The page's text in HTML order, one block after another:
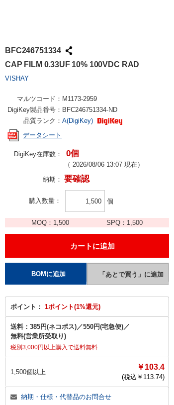
BFC246751334
CAP FILM 0.33UF 10% 100VDC RAD
VISHAY
マルツコード： M1173-2959
DigiKey製品番号： BFC246751334-ND
品質ランク： A(DigiKey)
データシート
DigiKey在庫数： 0個
（ 2026/08/06 13:07 現在）
納期： 要確認
購入数量 個
MOQ： 1,500 SPQ： 1,500
ポイント： 1ポイント(1%還元)
送料： 385円(ネコポス)／550円(宅急便)／
無料(営業所受取り)
税別3,000円以上購入で送料無料
1,500個以上
￥103.4
(税込￥ 113.74)
納期・仕様・代替品のお問合せ